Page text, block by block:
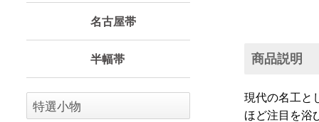
商品説明
現代の名工と
ほど注目を浴
名古屋帯
半幅帯
特選小物